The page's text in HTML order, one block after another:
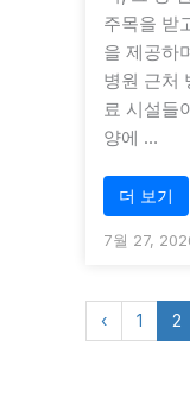
주목을 받
을 제공하
병원 근처
료 시설들
양에 …
더 보기
7월 27,
‹ 1 2